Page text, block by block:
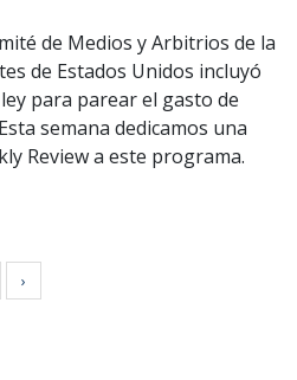
de Medios y Arbitrios de la
de Estados Unidos incluyó
para parear el gasto de
semana dedicamos una
Review a este programa.
›